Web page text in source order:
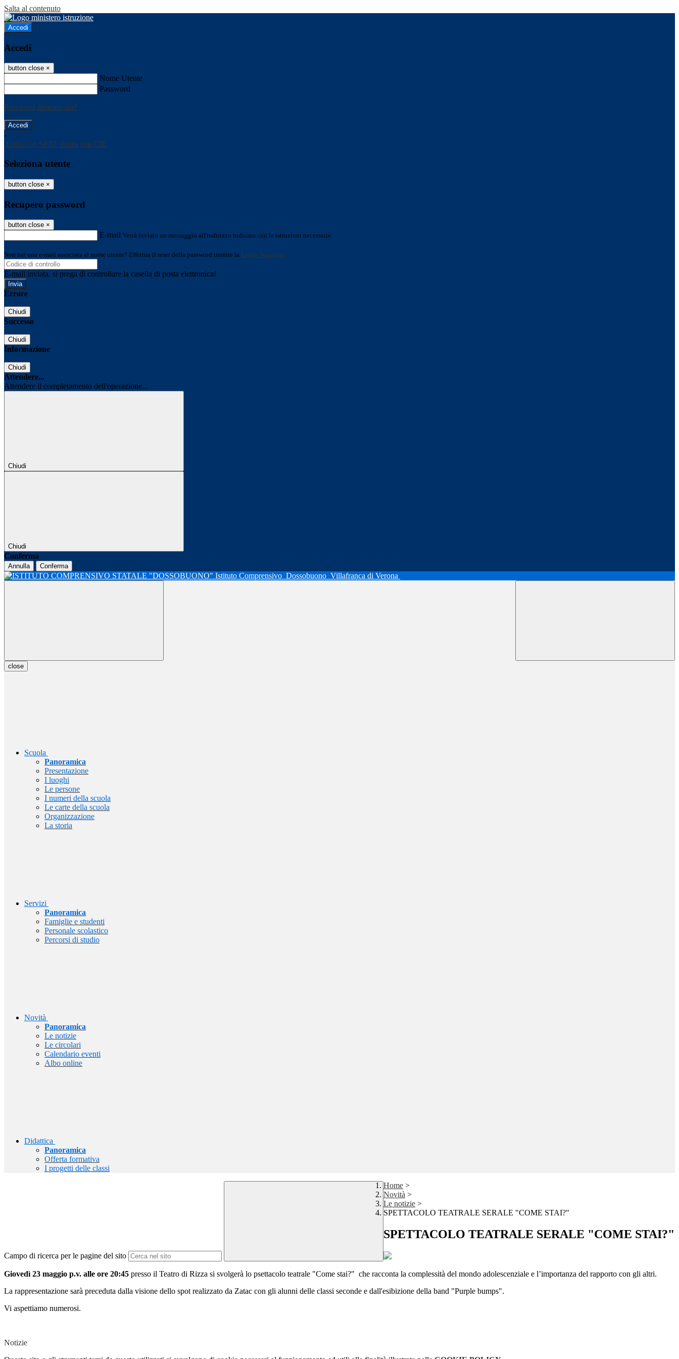
Salta al contenuto
Accedi
Accedi
button close ×
Nome Utente
Password
Password dimenticata?
-
Entra con SPID Entra con CIE
Seleziona utente
button close ×
Recupero password
button close ×
E-mail Verrà inviato un messaggio all'indirizzo indicato con le istruzioni necessarie.
Non hai una e-mail associata al nome utente? Effettua il reset della password tramite la Login Spaggiari
E-mail inviata, si prega di controllare la casella di posta elettronica!
Errore
Chiudi
Successo
Chiudi
Informazione
Chiudi
Attendere...
Attendere il completamento dell'operazione...
Chiudi
Chiudi
Conferma
Annulla Conferma
Istituto Comprensivo Dossobuono Villafranca di Verona
close
Scuola
Panoramica
Presentazione
I luoghi
Le persone
I numeri della scuola
Le carte della scuola
Organizzazione
La storia
Servizi
Panoramica
Famiglie e studenti
Personale scolastico
Percorsi di studio
Novità
Panoramica
Le notizie
Le circolari
Calendario eventi
Albo online
Didattica
Panoramica
Offerta formativa
I progetti delle classi
Campo di ricerca per le pagine del sito
Home >
Novità >
Le notizie >
SPETTACOLO TEATRALE SERALE "COME STAI?"
SPETTACOLO TEATRALE SERALE "COME STAI?"
Giovedì 23 maggio p.v. alle ore 20:45 presso il Teatro di Rizza si svolgerà lo psettacolo teatrale "Come stai?" che racconta la complessità del mondo adolescenziale e l’importanza del rapporto con gli altri.
La rappresentazione sarà preceduta dalla visione dello spot realizzato da Zatac con gli alunni delle classi seconde e dall'esibizione della band "Purple bumps".
Vi aspettiamo numerosi.
Notizie